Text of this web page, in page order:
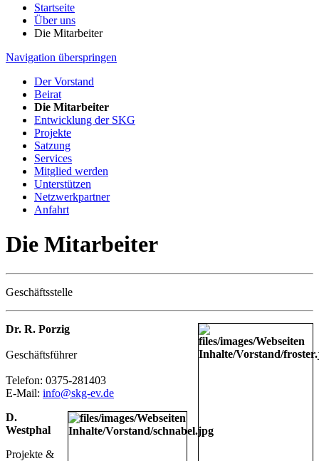
Startseite
Über uns
Die Mitarbeiter
Navigation überspringen
Der Vorstand
Beirat
Die Mitarbeiter
Entwicklung der SKG
Projekte
Satzung
Services
Mitglied werden
Unterstützen
Netzwerkpartner
Anfahrt
Die Mitarbeiter
Geschäftsstelle
Dr. R. Porzig
Geschäftsführer
Telefon: 0375-281403
E-Mail: info@skg-ev.de
D.
Westphal
Projekte &